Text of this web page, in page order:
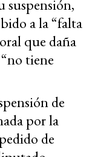
suspensión,
a la “falta
que daña
tiene
de
por la
de